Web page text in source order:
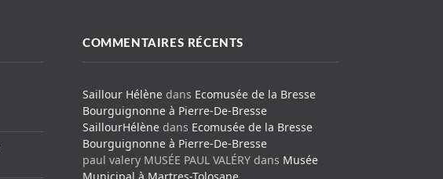
COMMENTAIRES RÉCENTS
Saillour Hélène dans Ecomusée de la Bresse
Bourguignonne à Pierre-De-Bresse
SaillourHélène dans Ecomusée de la Bresse
Bourguignonne à Pierre-De-Bresse
paul valery MUSÉE PAUL VALÉRY dans Musée